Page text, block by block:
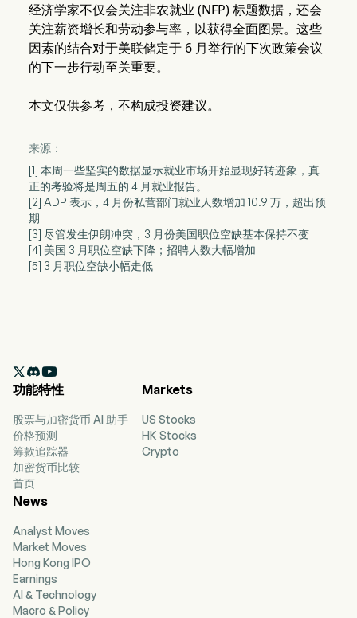
经济学家不仅会关注非农就业 (NFP) 标题数据，还会
关注薪资增长和劳动参与率，以获得全面图景。这些
因素的结合对于美联储定于 6 月举行的下次政策会议
的下一步行动至关重要。
本文仅供参考，不构成投资建议。
来源：
[1] 本周一些坚实的数据显示就业市场开始显现好转迹象，真
正的考验将是周五的 4 月就业报告。
[2] ADP 表示，4 月份私营部门就业人数增加 10.9 万，超出预
期
[3] 尽管发生伊朗冲突，3 月份美国职位空缺基本保持不变
[4] 美国 3 月职位空缺下降；招聘人数大幅增加
[5] 3 月职位空缺小幅走低

功能特性
股票与加密货币 AI 助手
价格预测
筹款追踪器
加密货币比较
首页
Markets
US Stocks
HK Stocks
Crypto
News
Analyst Moves
Market Moves
Hong Kong IPO
Earnings
AI & Technology
Macro & Policy